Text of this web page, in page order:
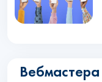
Вебмастера